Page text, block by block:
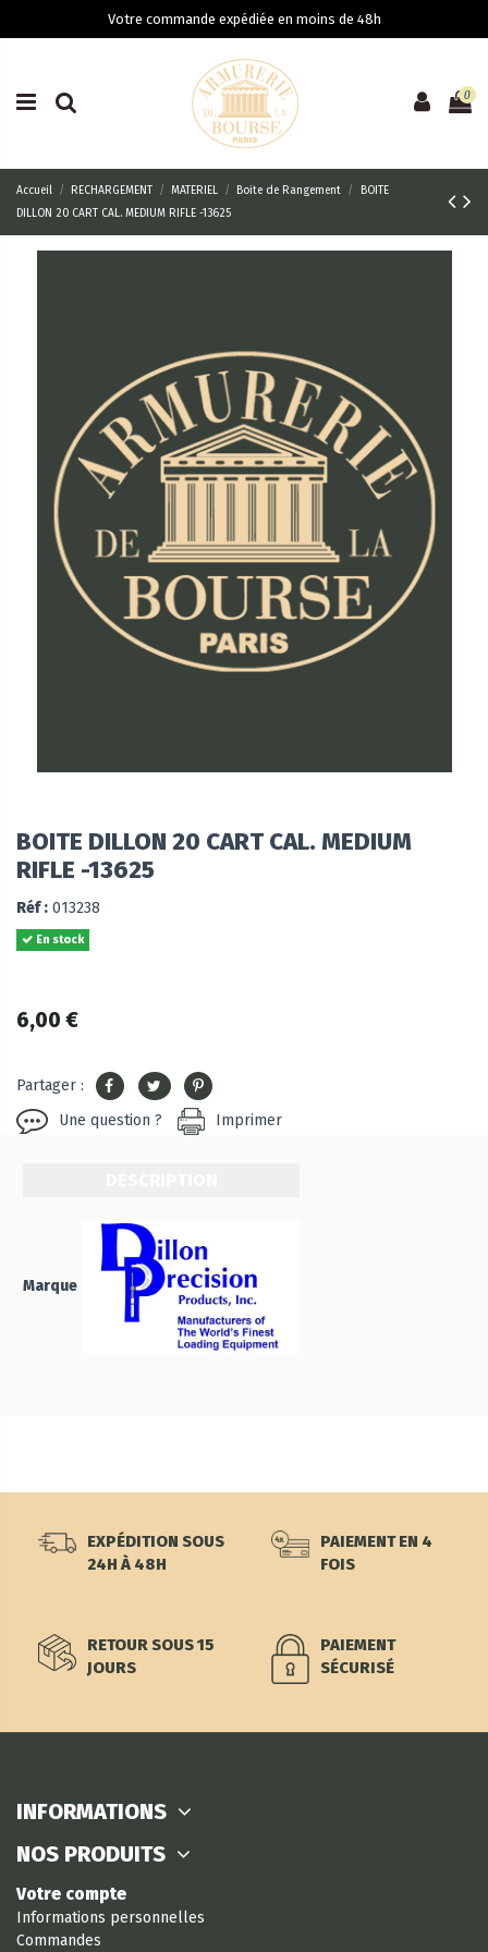
Votre commande expédiée en moins de 48h
0
Accueil RECHARGEMENT MATERIEL Boite de Rangement
BOITE
DILLON 20 CART CAL. MEDIUM RIFLE -13625
BOITE DILLON 20 CART CAL. MEDIUM
RIFLE -13625
Réf : 013238
En stock
6,00 €
Partager :
Une question ?
Imprimer
Marque
EXPÉDITION SOUS
24H À 48H
PAIEMENT EN 4
FOIS
RETOUR SOUS 15
JOURS
PAIEMENT
SÉCURISÉ
INFORMATIONS
NOS PRODUITS
Votre compte
Informations personnelles
Commandes